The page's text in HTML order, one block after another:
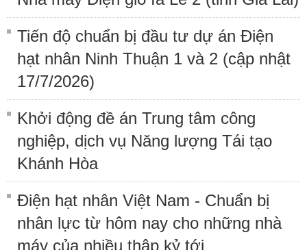
Tiến độ chuẩn bị đầu tư dự án Điện
hạt nhân Ninh Thuận 1 và 2 (cập nhật
17/7/2026)
Khởi động đề án Trung tâm công
nghiệp, dịch vụ Năng lượng Tái tạo
Khánh Hòa
Điện hạt nhân Việt Nam - Chuẩn bị
nhân lực từ hôm nay cho những nhà
máy của nhiều thập kỷ tới